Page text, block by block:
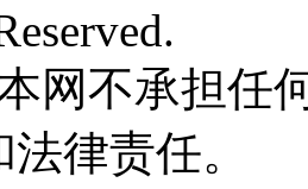
网不承担任
律责任。